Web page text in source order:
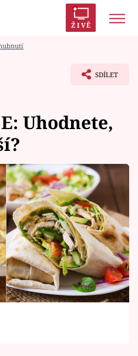
ŽIVĚ
Vary
SDÍLET
Uhodnete,